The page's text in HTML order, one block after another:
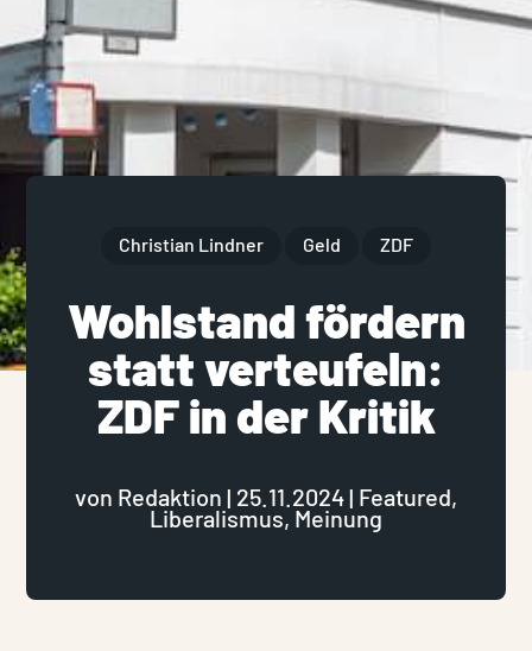
Christian Lindner Geld ZDF
Wohlstand fördern
statt verteufeln:
ZDF in der Kritik
von Redaktion | 25.11.2024| Featured,
Liberalismus, Meinung